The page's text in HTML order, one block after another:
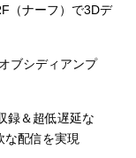
（ナーフ）で3Dデ
ブシディアンプ
録＆超低遅延な
な配信を実現